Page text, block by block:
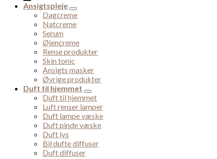
Ansigtspleje
Dagcreme
Natcreme
Serum
Øjencreme
Rense produkter
Skin tonic
Ansigts masker
Øvrige produkter
Duft til hjemmet
Duft til hjemmet
Luft renser lamper
Duft lampe væske
Duft pinde væske
Duft lys
Bil dufte diffuser
Duft diffuser